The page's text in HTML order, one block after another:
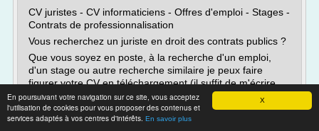
X
En poursuivant votre navigation sur ce site, vous acceptez
l'utilisation de cookies pour vous proposer des contenus et
services adaptés à vos centres d'intérêts. En savoir plus
CV juristes - CV informaticiens - Offres d'emploi - Stages -
Contrats de professionnalisation
Vous recherchez un juriste en droit des contrats publics ?
Que vous soyez en poste, à la recherche d'un emploi,
d'un stage ou autre recherche similaire je peux faire
figurer votre CV en téléchargement (il suffit de m'écrire,
c'est évidemment gratuit). Pour information cette page
est...